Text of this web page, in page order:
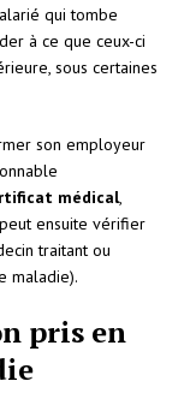
qui tombe
à ce que ceux-ci
sous certaines
son employeur
médical,
ensuite vérifier
traitant ou
maladie).
pris en